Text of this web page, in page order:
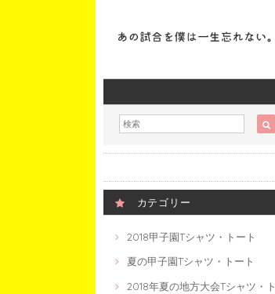
カテゴリー
2018甲子園Tシャツ・トート
夏の甲子園Tシャツ・トート
2018年夏の地方大会Tシャツ・ト